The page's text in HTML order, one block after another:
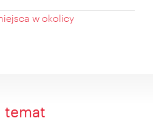
w okolicy
temat